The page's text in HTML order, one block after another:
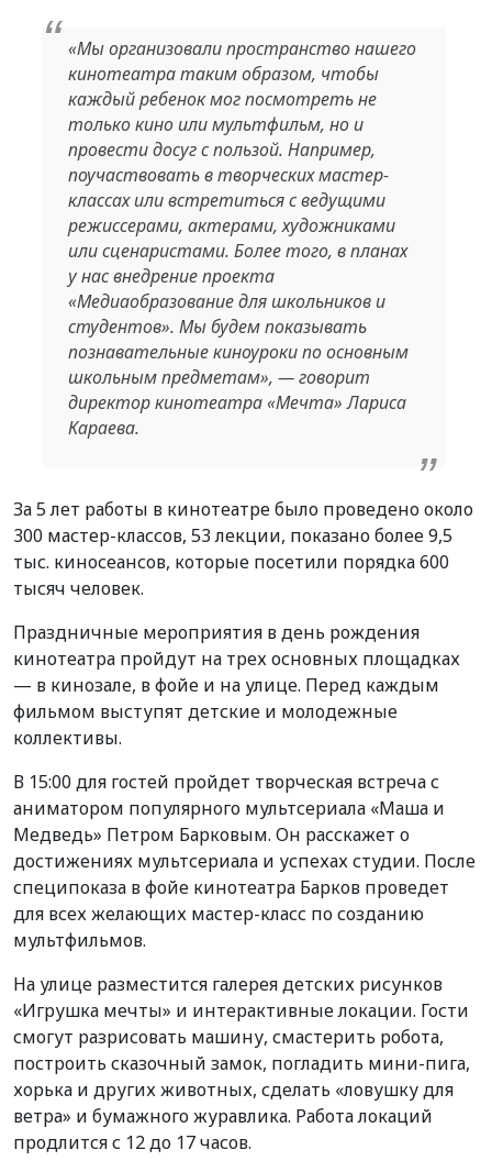
«Мы организовали пространство нашего
кинотеатра таким образом, чтобы
каждый ребенок мог посмотреть не
только кино или мультфильм, но и
провести досуг с пользой. Например,
поучаствовать в творческих мастер-
классах или встретиться с ведущими
режиссерами, актерами, художниками
или сценаристами. Более того, в планах
у нас внедрение проекта
«Медиаобразование для школьников и
студентов». Мы будем показывать
познавательные киноуроки по основным
школьным предметам», — говорит
директор кинотеатра «Мечта» Лариса
Караева.
За 5 лет работы в кинотеатре было проведено около
300 мастер-классов, 53 лекции, показано более 9,5
тыс. киносеансов, которые посетили порядка 600
тысяч человек.
Праздничные мероприятия в день рождения
кинотеатра пройдут на трех основных площадках
— в кинозале, в фойе и на улице. Перед каждым
фильмом выступят детские и молодежные
коллективы.
В 15:00 для гостей пройдет творческая встреча с
аниматором популярного мультсериала «Маша и
Медведь» Петром Барковым. Он расскажет о
достижениях мультсериала и успехах студии. После
специпоказа в фойе кинотеатра Барков проведет
для всех желающих мастер-класс по созданию
мультфильмов.
На улице разместится галерея детских рисунков
«Игрушка мечты» и интерактивные локации. Гости
смогут разрисовать машину, смастерить робота,
построить сказочный замок, погладить мини-пига,
хорька и других животных, сделать «ловушку для
ветра» и бумажного журавлика. Работа локаций
продлится с 12 до 17 часов.